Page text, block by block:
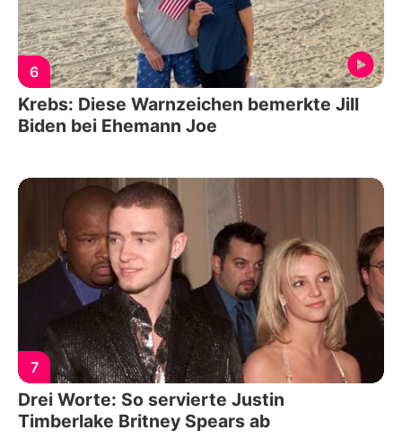
6
Krebs: Diese Warnzeichen bemerkte Jill
Biden bei Ehemann Joe
7
Drei Worte: So servierte Justin
Timberlake Britney Spears ab